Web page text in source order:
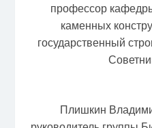
профессор
каменных
государственный
Плишкин